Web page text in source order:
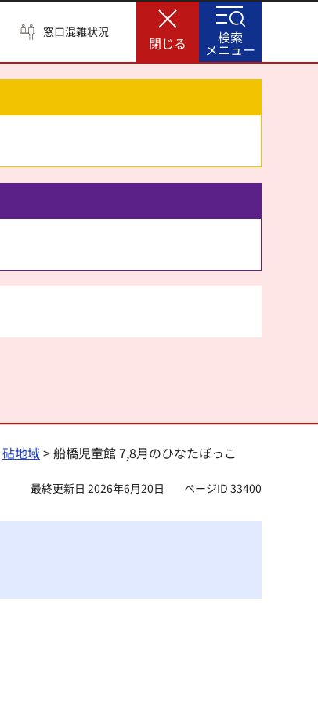
窓口混雑状況
閉じる 検索
メニュー
砧地域> 船橋児童館 7,8月のひなたぼっこ
最終更新日 2026年6月20日 ページID 33400